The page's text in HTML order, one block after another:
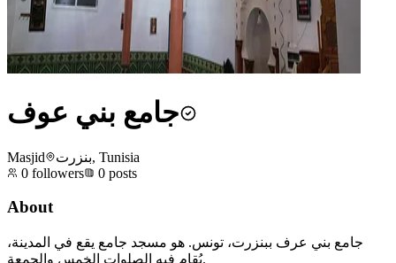
جامع بني عوف
Masjid
بنزرت, Tunisia
0 followers 0 posts
About
جامع بني عرف ببنزرت، تونس. هو مسجد جامع يقع في المدينة،
يُقام فيه الصلوات الخمس والجمعة.